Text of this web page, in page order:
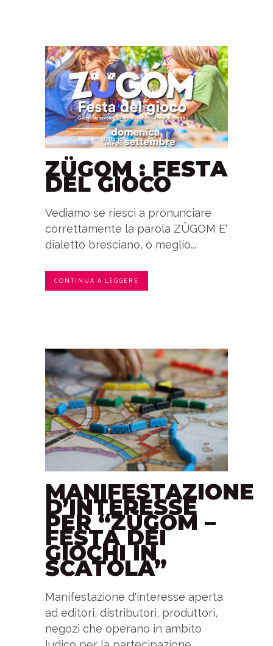
ZÜGOM : FESTA
DEL GIOCO
Vediamo se riesci a pronunciare
correttamente la parola ZÜGOM E'
dialetto bresciano, o meglio...
CONTINUA A LEGGERE
MANIFESTAZIONE
D’INTERESSE
PER “ZÜGOM –
FESTA DEI
GIOCHI IN
SCATOLA”
Manifestazione d'interesse aperta
ad editori, distributori, produttori,
negozi che operano in ambito